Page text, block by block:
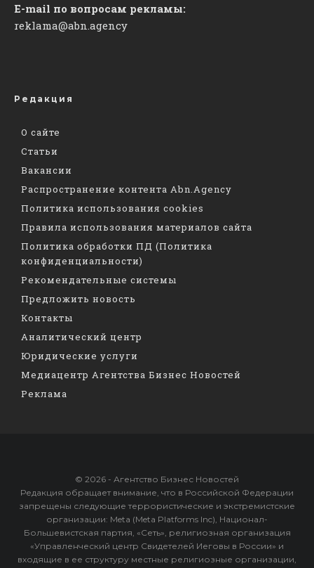
E-mail по вопросам рекламы:
reklama@abn.agency
Редакция
О сайте
Статьи
Вакансии
Распространение контента Abn.Agency
Политика использования cookies
Правила использования материалов сайта
Политика обработки ПД (Политика
конфиденциальности)
Рекомендательные системы
Предложить новость
Контакты
Аналитический центр
Юридические услуги
Медиацентр Агентства Бизнес Новостей
Реклама
© 2026 - Агентство Бизнес Новостей
Редакция обращает внимание, что в Российской Федерации
запрещены следующие террористические и экстремистские
организации: Meta (Meta Platforms Inc), Национал-
Большевистская партия, «Сеть», религиозная организация
«Управленческий центр Свидетелей Иеговы в России» и
входящие в ее структуру местные религиозные организации,